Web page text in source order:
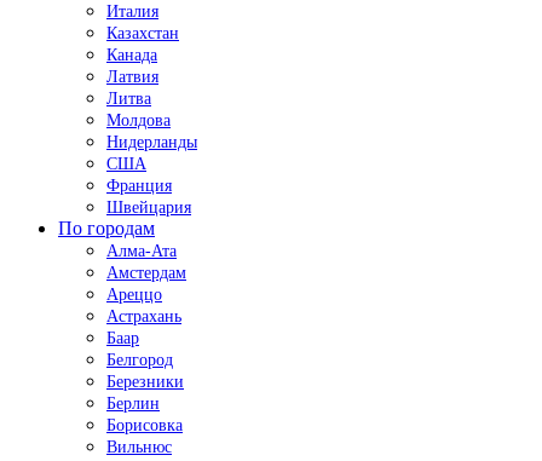
Италия
Казахстан
Канада
Латвия
Литва
Молдова
Нидерланды
США
Франция
Швейцария
По городам
Алма-Ата
Амстердам
Ареццо
Астрахань
Баар
Белгород
Березники
Берлин
Борисовка
Вильнюс